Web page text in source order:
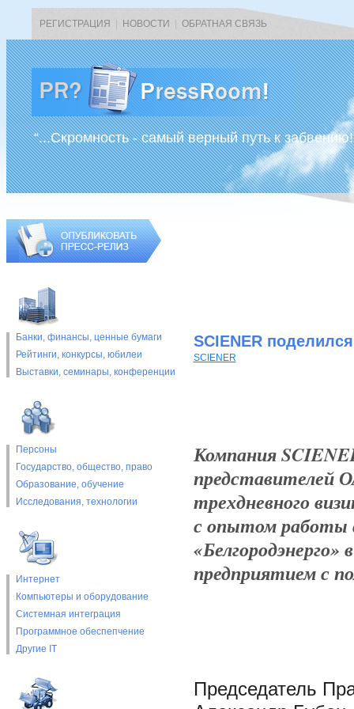
РЕГИСТРАЦИЯ НОВОСТИ ОБРАТНАЯ СВЯЗЬ
“...Скромность - самый верный путь к
Банки, финансы, ценные бумаги
Рейтинги, конкурсы, юбилеи
Выставки, cеминары, конференции
Персоны
Государство, общество, право
Образование, обучение
Исследования, технологии
Интернет
Компьютеры и оборудование
Системная интеграция
Программное обеспепчение
Другие IT
SCIENER
SCIENER
Компания
представителей
трехдневного
с опытом
предприятием с
Председатель